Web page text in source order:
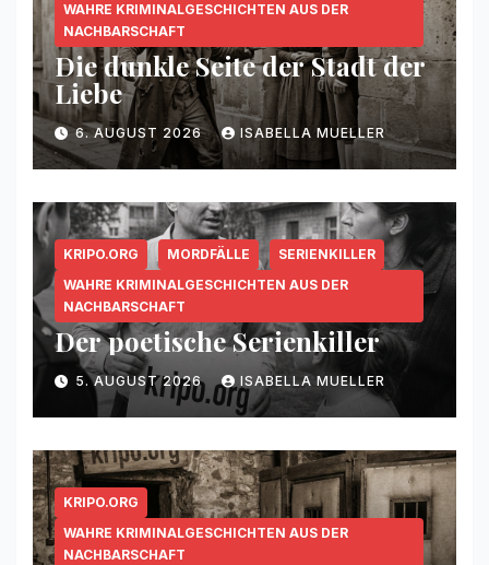
WAHRE KRIMINALGESCHICHTEN AUS DER
NACHBARSCHAFT
Die dunkle Seite der Stadt der
Liebe
6. AUGUST 2026 ISABELLA MUELLER
KRIPO.ORG MORDFÄLLE
SERIENKILLER
WAHRE KRIMINALGESCHICHTEN AUS DER
NACHBARSCHAFT
Der poetische Serienkiller
5. AUGUST 2026 ISABELLA MUELLER
KRIPO.ORG
WAHRE KRIMINALGESCHICHTEN AUS DER
NACHBARSCHAFT